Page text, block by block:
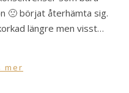
🙁 börjat återhämta sig.
längre men visst…
mer